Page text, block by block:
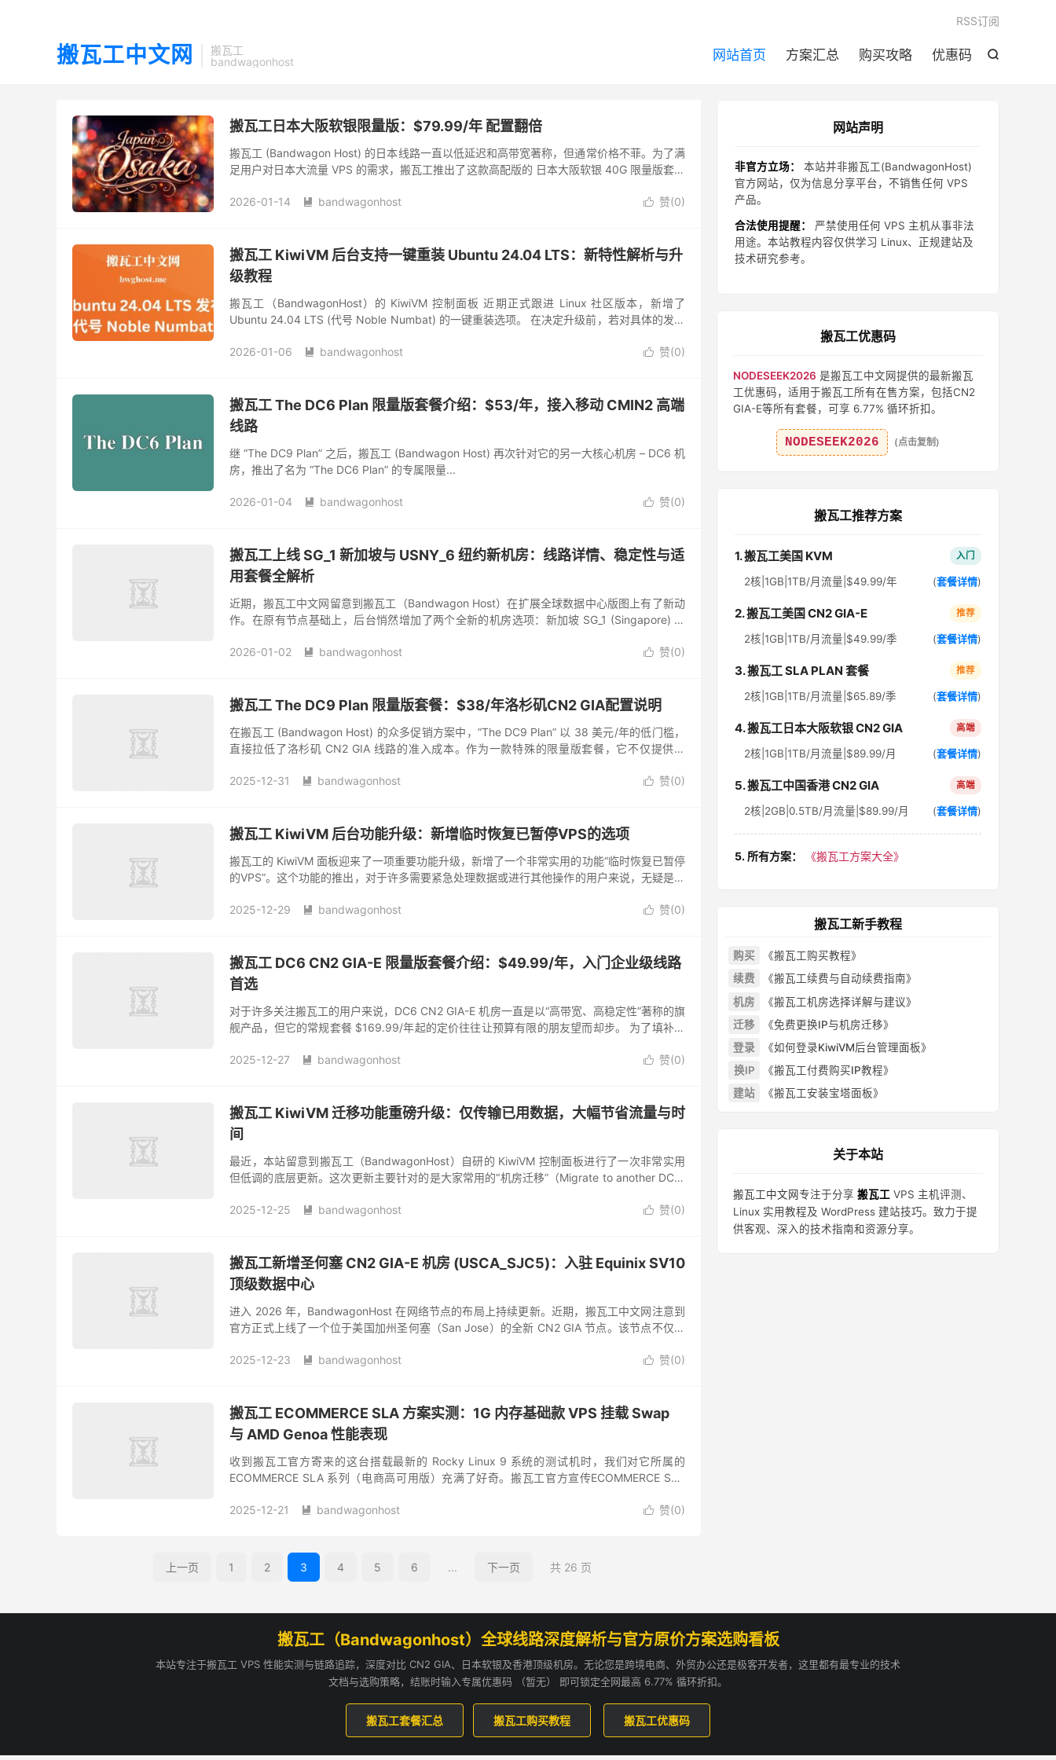
搬瓦工中文网
搬瓦工
bandwagonhost

网站首页 方案汇总 购买攻略 优惠码
RSS订阅
搬瓦工日本大阪软银限量版：$79.99/年 配置翻倍
搬瓦工 (Bandwagon Host) 的日本线路一直以低延迟和高带宽著称，但通常价格不菲。为了满
足用户对日本大流量 VPS 的需求，搬瓦工推出了这款高配版的 日本大阪软银 40G 限量版套餐
 赞(0)
2026-01-14  bandwagonhost
搬瓦工 KiwiVM 后台支持一键重装 Ubuntu 24.04 LTS：新特性解析与升
级教程
搬瓦工（BandwagonHost）的 KiwiVM 控制面板 近期正式跟进 Linux 社区版本，新增了
Ubuntu 24.04 LTS (代号 Noble Numbat) 的一键重装选项。 在决定升级前，若对具体的发行
 赞(0)
2026-01-06  bandwagonhost
搬瓦工 The DC6 Plan 限量版套餐介绍：$53/年，接入移动 CMIN2 高端
线路
继 “The DC9 Plan” 之后，搬瓦工 (Bandwagon Host) 再次针对它的另一大核心机房 – DC6 机
房，推出了名为 “The DC6 Plan” 的专属限量...
 赞(0)
2026-01-04  bandwagonhost
搬瓦工上线 SG_1 新加坡与 USNY_6 纽约新机房：线路详情、稳定性与适
用套餐全解析
近期，搬瓦工中文网留意到搬瓦工（Bandwagon Host）在扩展全球数据中心版图上有了新动
作。在原有节点基础上，后台悄然增加了两个全新的机房选项：新加坡 SG_1 (Singapore) 和
 赞(0)
2026-01-02  bandwagonhost
搬瓦工 The DC9 Plan 限量版套餐：$38/年洛杉矶CN2 GIA配置说明
在搬瓦工 (Bandwagon Host) 的众多促销方案中，”The DC9 Plan” 以 38 美元/年的低门槛，
直接拉低了洛杉矶 CN2 GIA 线路的准入成本。作为一款特殊的限量版套餐，它不仅提供了
 赞(0)
2025-12-31  bandwagonhost
搬瓦工 KiwiVM 后台功能升级：新增临时恢复已暂停VPS的选项
搬瓦工的 KiwiVM 面板迎来了一项重要功能升级，新增了一个非常实用的功能“临时恢复已暂停
的VPS”。这个功能的推出，对于许多需要紧急处理数据或进行其他操作的用户来说，无疑是一
 赞(0)
2025-12-29  bandwagonhost
搬瓦工 DC6 CN2 GIA-E 限量版套餐介绍：$49.99/年，入门企业级线路
首选
对于许多关注搬瓦工的用户来说，DC6 CN2 GIA-E 机房一直是以“高带宽、高稳定性”著称的旗
舰产品，但它的常规套餐 $169.99/年起的定价往往让预算有限的朋友望而却步。 为了填补这
 赞(0)
2025-12-27  bandwagonhost
搬瓦工 KiwiVM 迁移功能重磅升级：仅传输已用数据，大幅节省流量与时
间
最近，本站留意到搬瓦工（BandwagonHost）自研的 KiwiVM 控制面板进行了一次非常实用
但低调的底层更新。这次更新主要针对的是大家常用的“机房迁移”（Migrate to another DC）
 赞(0)
2025-12-25  bandwagonhost
搬瓦工新增圣何塞 CN2 GIA-E 机房 (USCA_SJC5)：入驻 Equinix SV10
顶级数据中心
进入 2026 年，BandwagonHost 在网络节点的布局上持续更新。近期，搬瓦工中文网注意到
官方正式上线了一个位于美国加州圣何塞（San Jose）的全新 CN2 GIA 节点。该节点不仅填
 赞(0)
2025-12-23  bandwagonhost
搬瓦工 ECOMMERCE SLA 方案实测：1G 内存基础款 VPS 挂载 Swap
与 AMD Genoa 性能表现
收到搬瓦工官方寄来的这台搭载最新的 Rocky Linux 9 系统的测试机时，我们对它所属的
ECOMMERCE SLA 系列（电商高可用版）充满了好奇。搬瓦工官方宣传ECOMMERCE SLA
 赞(0)
2025-12-21  bandwagonhost
上一页 1 2 3 4 5 6 ... 下一页 共 26 页
网站声明
非官方立场：
本站并非搬瓦工(BandwagonHost)
官方网站，仅为信息分享平台，不销售任何 VPS
产品。
合法使用提醒：
严禁使用任何 VPS 主机从事非法
用途。本站教程内容仅供学习 Linux、正规建站及
技术研究参考。
搬瓦工优惠码
NODESEEK2026 是搬瓦工中文网提供的最新搬瓦
工优惠码，适用于搬瓦工所有在售方案，包括CN2
GIA-E等所有套餐，可享 6.77% 循环折扣。
NODESEEK2026 (点击复制)
搬瓦工推荐方案
1. 搬瓦工美国 KVM 入门
2核|1GB|1TB/月流量|$49.99/年 (套餐详情)
2. 搬瓦工美国 CN2 GIA-E 推荐
2核|1GB|1TB/月流量|$49.99/季 (套餐详情)
3. 搬瓦工 SLA PLAN 套餐 推荐
2核|1GB|1TB/月流量|$65.89/季 (套餐详情)
4. 搬瓦工日本大阪软银 CN2 GIA 高端
2核|1GB|1TB/月流量|$89.99/月 (套餐详情)
5. 搬瓦工中国香港 CN2 GIA 高端
2核|2GB|0.5TB/月流量|$89.99/月 (套餐详情)
5. 所有方案： 《搬瓦工方案大全》
搬瓦工新手教程
购买
《搬瓦工购买教程》
续费
《搬瓦工续费与自动续费指南》
机房
《搬瓦工机房选择详解与建议》
迁移
《免费更换IP与机房迁移》
登录
《如何登录KiwiVM后台管理面板》
换IP
《搬瓦工付费购买IP教程》
建站
《搬瓦工安装宝塔面板》
关于本站
搬瓦工中文网专注于分享 搬瓦工 VPS 主机评测、
Linux 实用教程及 WordPress 建站技巧。致力于提
供客观、深入的技术指南和资源分享。
搬瓦工（Bandwagonhost）全球线路深度解析与官方原价方案选购看板
本站专注于搬瓦工 VPS 性能实测与链路追踪，深度对比 CN2 GIA、日本软银及香港顶级机房。无论您是跨境电商、外贸办公还是极客开发者，这里都有最专业的技术
文档与选购策略，结账时输入专属优惠码 （暂无） 即可锁定全网最高 6.77% 循环折扣。
搬瓦工套餐汇总 搬瓦工购买教程 搬瓦工优惠码